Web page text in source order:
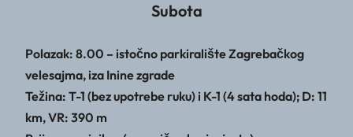
Subota
Polazak: 8.00 – istočno parkiralište Zagrebačkog
velesajma, iza Inine zgrade
Težina: T-1 (bez upotrebe ruku) i K-1 (4 sata hoda); D: 11
km, VR: 390 m